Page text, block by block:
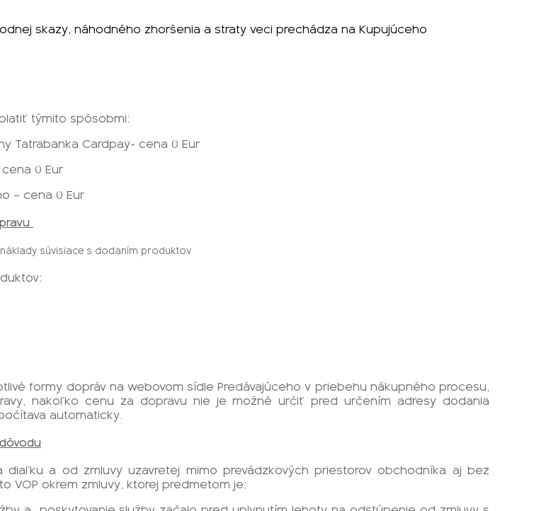
skazy, náhodného zhoršenia a straty veci prechádza na Kupujúceho
týmito spôsobmi:
Tatrabanka Cardpay- cena 0 Eur
0 Eur
– cena 0 Eur
súvisiace s dodaním produktov
formy dopráv na webovom sídle Predávajúceho v priebehu nákupného procesu,
nakoľko cenu za dopravu nie je možné určiť pred určením adresy dodania
automaticky.
diaľku a od zmluvy uzavretej mimo prevádzkových priestorov obchodníka aj bez
VOP okrem zmluvy, ktorej predmetom je: